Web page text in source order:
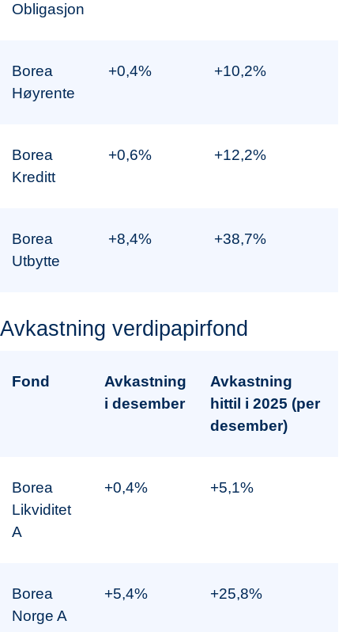
Obligasjon
Borea
Høyrente
+0,4% +10,2%
Borea
Kreditt
+0,6% +12,2%
Borea
Utbytte
+8,4% +38,7%
Avkastning verdipapirfond
Fond
Avkastning
i desember
Avkastning
hittil i 2025 (per
desember)
Borea
Likviditet
A
+0,4% +5,1%
Borea
Norge A
+5,4% +25,8%